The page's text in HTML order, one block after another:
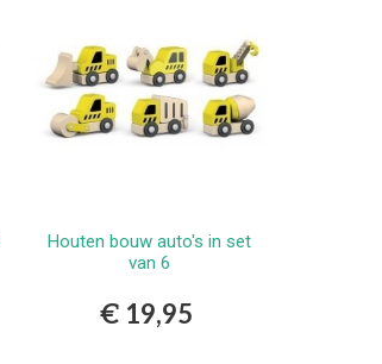
Bestellen
Houten bouw auto's in set
van 6
€ 19,95